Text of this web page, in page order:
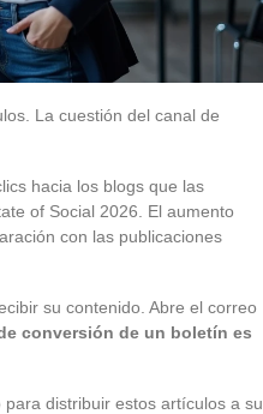
La cuestión del canal de
hacia los blogs que las
of Social 2026. El aumento
con las publicaciones
su contenido. Abre el correo
conversión de un boletín es
distribuir estos artículos a su